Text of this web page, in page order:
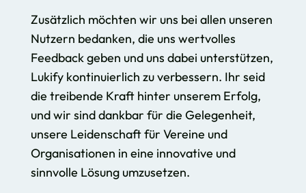
Zusätzlich möchten wir uns bei allen unseren
Nutzern bedanken, die uns wertvolles
Feedback geben und uns dabei unterstützen,
Lukify kontinuierlich zu verbessern. Ihr seid
die treibende Kraft hinter unserem Erfolg,
und wir sind dankbar für die Gelegenheit,
unsere Leidenschaft für Vereine und
Organisationen in eine innovative und
sinnvolle Lösung umzusetzen.